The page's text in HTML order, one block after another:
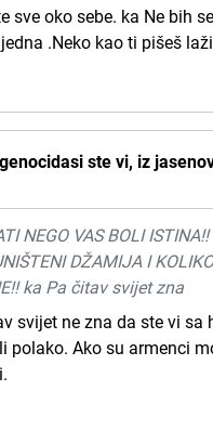
sve oko sebe. ka Ne bih
.Neko kao ti pišeš
ste vi, iz
NEGO VAS BOLI
DŽAMIJA I
ka Pa čitav svijet zna
svijet ne zna da ste vi
polako. Ako su armenci